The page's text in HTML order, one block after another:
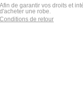
Afin de garantir vos droits et
d'acheter une robe.
Conditions de retour